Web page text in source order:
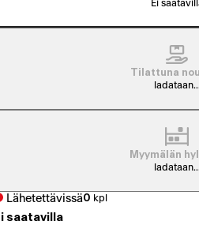
Ei
Tilattuna
Myymälän
Lähetettävissä0 kpl
saatavilla